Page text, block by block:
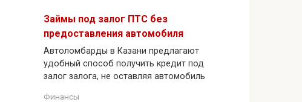
Займы под залог ПТС без
предоставления автомобиля
Автоломбарды в Казани предлагают
удобный способ получить кредит под
залог залога, не оставляя автомобиль
Финансы